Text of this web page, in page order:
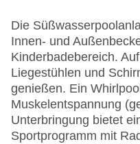
Die
Innen- und
Kinderbadebereich.
Liegestühlen und
genießen. Ein
Muskelentspannung
Unterbringung bietet
Sportprogramm mit